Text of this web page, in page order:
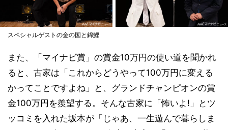
スペシャルゲストの金の国と錦鯉
また、「マイナビ賞」の賞金10万円の使い道を聞かれ
ると、古家は「これからどうやって100万円に変える
かってことですよね」と、グランドチャンピオンの賞
金100万円を羨望する。そんな古家に「怖いよ!」とツ
ッコミを入れた坂本が「じゃあ、一生遊んで暮らしま